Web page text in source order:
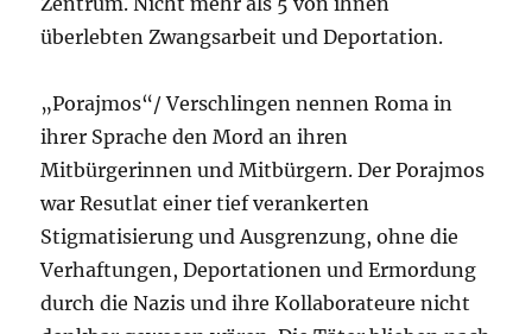
überlebten Zwangsarbeit und Deportation.
„Porajmos“/ Verschlingen nennen Roma in
ihrer Sprache den Mord an ihren
Mitbürgerinnen und Mitbürgern. Der Porajmos
war Resutlat einer tief verankerten
Stigmatisierung und Ausgrenzung, ohne die
Verhaftungen, Deportationen und Ermordung
durch die Nazis und ihre Kollaborateure nicht